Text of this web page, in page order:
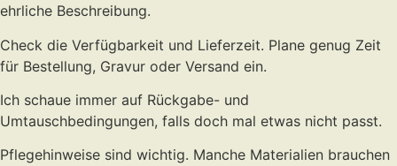
ehrliche Beschreibung.
Check die Verfügbarkeit und Lieferzeit. Plane genug Zeit
für Bestellung, Gravur oder Versand ein.
Ich schaue immer auf Rückgabe- und
Umtauschbedingungen, falls doch mal etwas nicht passt.
Pflegehinweise sind wichtig. Manche Materialien brauchen